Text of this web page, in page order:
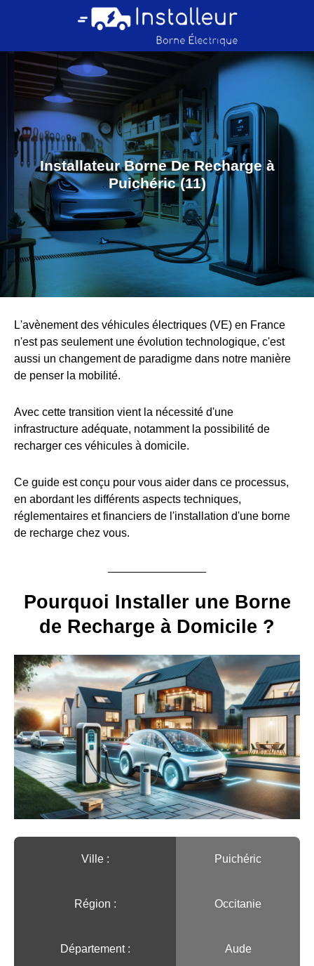
Installateur Borne De Recharge à
Puichéric (11)
L'avènement des véhicules électriques (VE) en France
n'est pas seulement une évolution technologique, c'est
aussi un changement de paradigme dans notre manière
de penser la mobilité.
Avec cette transition vient la nécessité d'une
infrastructure adéquate, notamment la possibilité de
recharger ces véhicules à domicile.
Ce guide est conçu pour vous aider dans ce processus,
en abordant les différents aspects techniques,
réglementaires et financiers de l'installation d'une borne
de recharge chez vous.
Pourquoi Installer une Borne
de Recharge à Domicile ?
Ville :️ Puichéric
Région :️ Occitanie
Département : Aude